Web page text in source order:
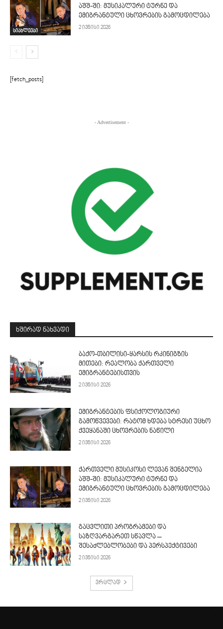
სიახლეები
აშშ-ში: მუსიკალური ტურნე და
ემიგრანტული ცხოვრების გამოცდილება
2 ივნისი 2026
[fetch_posts]
- Advertisement -
ᲮᲨᲘᲠᲐᲓ ᲜᲐᲮᲕᲐᲓᲘ
ბაქო-თბილისი-ყარსის რკინიგზის
მითები: რეალობა ქართველი
ემიგრანტებისთვის
2 ივნისი 2026
ემიგრანტების ფსიქოლოგიური
გამოწვევები: რატომ ხდება სტრესი უცხო
ქვეყანაში ცხოვრების ნაწილი
2 ივნისი 2026
ქართველი მუსიკოსი ლევან შენგელია
აშშ-ში: მუსიკალური ტურნე და
ემიგრანტული ცხოვრების გამოცდილება
2 ივნისი 2026
გაცვლითი პროგრამები და
საზღვარგარეთ სწავლა –
შესაძლებლობები და პერსპექტივები
2 ივნისი 2026
ვრცლად